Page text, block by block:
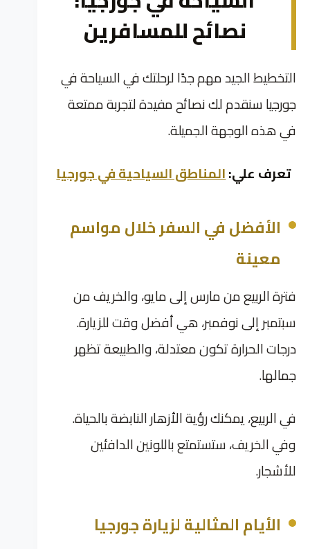
نصائح للمسافرين
التخطيط الجيد مهم جدًا لرحلتك في السياحة في
جورجيا سنقدم لك نصائح مفيدة لتجربة ممتعة
في هذه الوجهة الجميلة.
تعرف علي:المناطق السياحية في جورجيا
الأفضل في السفر خلال مواسم
معينة
فترة الربيع من مارس إلى مايو، والخريف من
سبتمبر إلى نوفمبر، هي أفضل وقت للزيارة.
درجات الحرارة تكون معتدلة، والطبيعة تظهر
جمالها.
في الربيع، يمكنك رؤية الأزهار النابضة بالحياة.
وفي الخريف، ستستمتع باللونين الدافئين
للأشجار.
الأيام المثالية لزيارة جورجيا